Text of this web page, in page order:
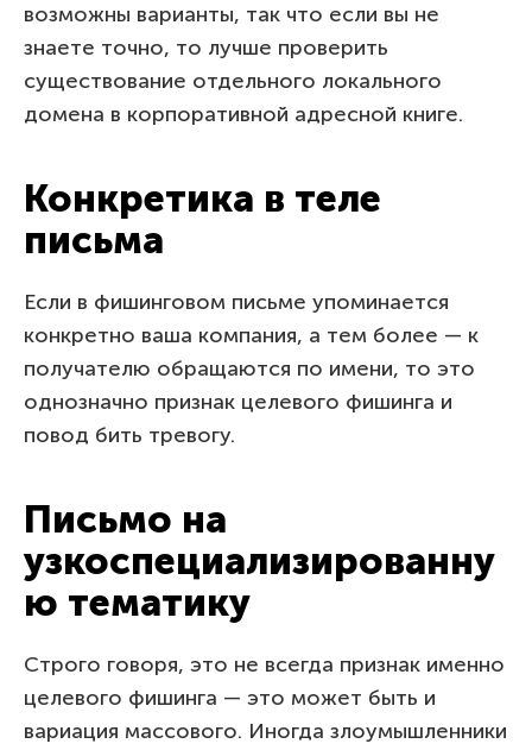
возможны варианты, так что если вы не
знаете точно, то лучше проверить
существование отдельного локального
домена в корпоративной адресной книге.
Конкретика в теле
письма
Если в фишинговом письме упоминается
конкретно ваша компания, а тем более — к
получателю обращаются по имени, то это
однозначно признак целевого фишинга и
повод бить тревогу.
Письмо на
узкоспециализированну
ю тематику
Строго говоря, это не всегда признак именно
целевого фишинга — это может быть и
вариация массового. Иногда злоумышленники